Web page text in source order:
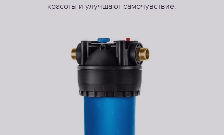
красоты и улучшают самочувствие.